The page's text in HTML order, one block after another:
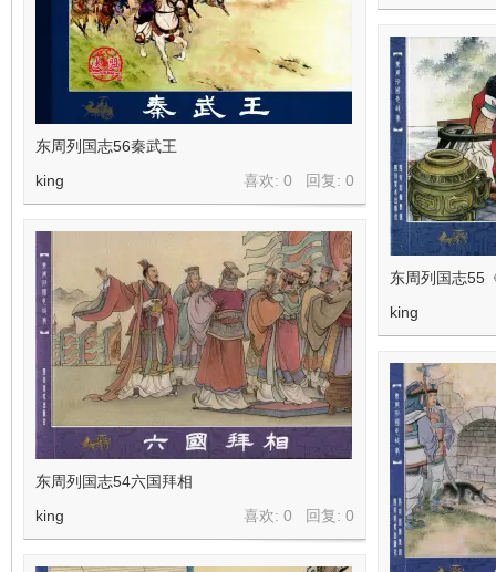
东周列国志56秦武王
喜欢: 0 回复: 0
king
东周列国志55
king
东周列国志54六国拜相
喜欢: 0 回复: 0
king